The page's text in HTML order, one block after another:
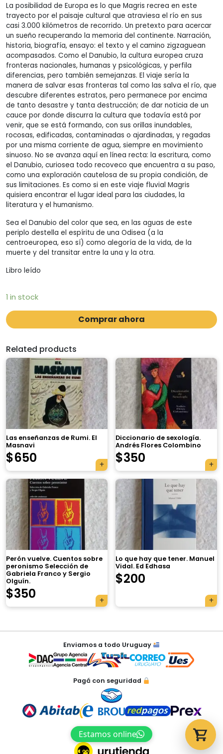
La posibilidad de Europa es lo que Magris recrea en este
trayecto por el paisaje cultural que atraviesa el río en sus
casi 3.000 kilómetros de recorrido. Un pretexto para acercar
un sueño recuperando la memoria del continente. Narración,
historia, biografía, ensayo: el texto y el camino zigzaguean
acompasados. Como el Danubio, la cultura europea cruza
fronteras nacionales, humanas y psicológicas, y perfila
diferencias, pero también semejanzas. El viaje sería la
manera de salvar esas fronteras tal como las salva el río, que
descubre diferentes estratos, pero permanece por encima
de tanto desastre y tanta destrucción; de dar noticia de un
cauce por donde discurra la cultura que todavía está por
venir, que se está formando, con sus orillas inundables,
rocosas, edificadas, contaminadas o ajardinadas, y regadas
por una misma corriente de agua, siempre en movimiento
sinuoso. No se avanza aquí en línea recta: la escritura, como
el Danubio, curiosea todo recoveco que encuentra a su paso,
como una exploración cautelosa de su propia condición, de
sus limitaciones. Es como si en este viaje fluvial Magris
quisiera encontrar el lugar ideal para las ciudades, la
literatura y el humanismo.
Sea el Danubio del color que sea, en las aguas de este
periplo destella el espíritu de una Odisea (a la
centroeuropea, eso sí) como alegoría de la vida, de la
muerte y del transitar entre la una y la otra.
Libro leído
1 in stock
Comprar ahora
Related products
Las enseñanzas de Rumi. El
Masnavi
$650
Diccionario de sexología.
Andrés Flores Colombino
$350
Perón vuelve. Cuentos sobre
peronismo Selección de
Gabriela Franco y Sergio
Olguín.
$350
Lo que hay que tener. Manuel
Vidal. Ed Edhasa
$200
Navegación
entradas
Enviamos a todo Uruguay
Pagá con seguridad
Estamos online
×
Tu carrito está vacío.
Agregá un producto y aparecerá acá
automáticamente.